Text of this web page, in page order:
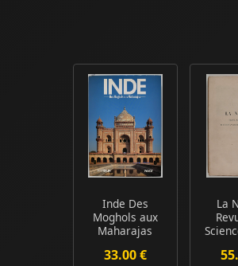
Inde Des
Moghols aux
Maharajas
33.00 €
La